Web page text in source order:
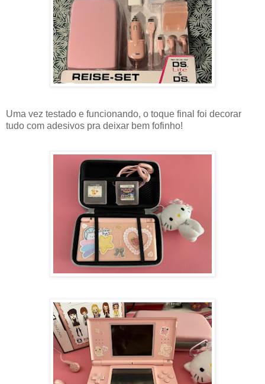
Uma vez testado e funcionando, o toque final foi decorar
tudo com adesivos pra deixar bem fofinho!